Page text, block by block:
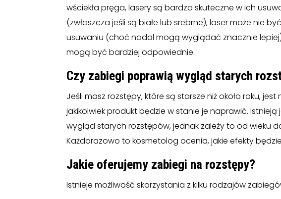
wściekła pręga, lasery są bardzo skuteczne w ich
(zwłaszcza jeśli są białe lub srebrne), laser może nie
usuwaniu (choć nadal mogą wyglądać znacznie
mogą być bardziej odpowiednie.
Czy zabiegi poprawią wygląd starych
Jeśli masz rozstępy, które są starsze niż około roku,
jakikolwiek produkt będzie w stanie je naprawić.
wygląd starych rozstępów, jednak zależy to od wieku
Każdorazowo to kosmetolog ocenia, jakie efekty
Jakie oferujemy zabiegi na rozstępy?
Istnieje możliwość skorzystania z kilku rodzajów